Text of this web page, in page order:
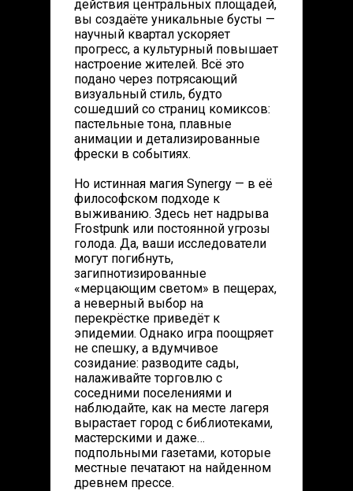
действия центральных площадей,
вы создаёте уникальные бусты —
научный квартал ускоряет
прогресс, а культурный повышает
настроение жителей. Всё это
подано через потрясающий
визуальный стиль, будто
сошедший со страниц комиксов:
пастельные тона, плавные
анимации и детализированные
фрески в событиях.
Но истинная магия Synergy — в её
философском подходе к
выживанию. Здесь нет надрыва
Frostpunk или постоянной угрозы
голода. Да, ваши исследователи
могут погибнуть,
загипнотизированные
«мерцающим светом» в пещерах,
а неверный выбор на
перекрёстке приведёт к
эпидемии. Однако игра поощряет
не спешку, а вдумчивое
созидание: разводите сады,
налаживайте торговлю с
соседними поселениями и
наблюдайте, как на месте лагеря
вырастает город с библиотеками,
мастерскими и даже…
подпольными газетами, которые
местные печатают на найденном
древнем прессе.